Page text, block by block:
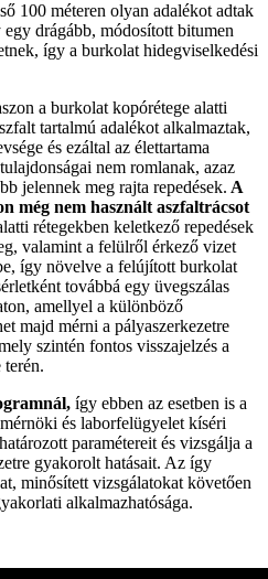
100 méteren olyan adalékot adtak
drágább, módosított bitumen
így a burkolat hidegviselkedési
a burkolat kopórétege alatti
tartalmú adalékot alkalmaztak,
és ezáltal az élettartama
nem romlanak, azaz
jelennek meg rajta repedések. A
még nem használt aszfaltrácsot
rétegekben keletkező repedések
valamint a felülről érkező vizet
így növelve a felújított burkolat
továbbá egy üvegszálas
amellyel a különböző
majd mérni a pályaszerkezetre
szintén fontos visszajelzés a
terén.
így ebben az esetben is a
és laborfelügyelet kíséri
paramétereit és vizsgálja a
gyakorolt hatásait. Az így
minősített vizsgálatokat követően
alkalmazhatósága.